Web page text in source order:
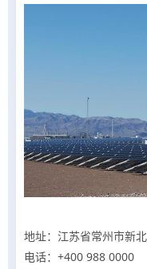
地址：江苏省常州市新
电话：+400 988 0000